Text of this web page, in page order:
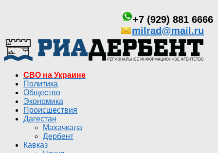
+7 (929) 881 6666
milrad@mail.ru
СВО на Украине
Политика
Общество
Экономика
Происшествия
Дагестан
Махачкала
Дербент
Кавказ